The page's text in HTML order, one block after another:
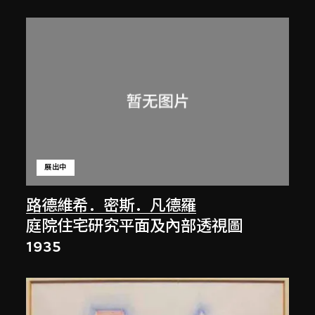
路德維希．密斯．凡德羅
展出中
庭院住宅研究平面及內部透視圖
1935